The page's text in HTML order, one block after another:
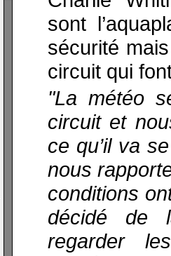
sont
sécurité
circuit qui
"La météo
circuit et
ce qu’il va
nous
conditions
décidé de
regarder